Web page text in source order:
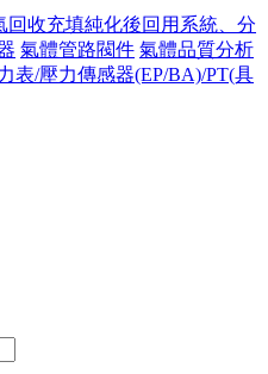
回收充填純化後回用系統、分
氣體管路閥件 氣體品質分析
表/壓力傳感器(EP/BA)/PT(具